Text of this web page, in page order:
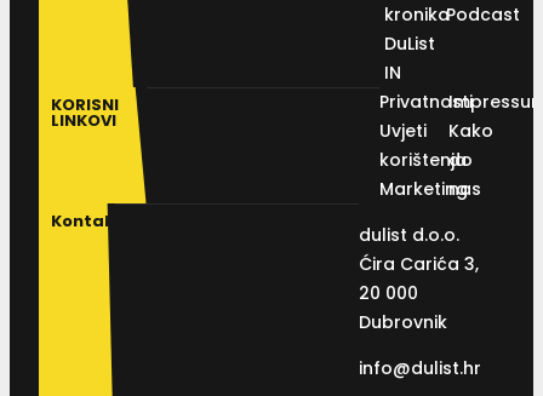
kronika
DuList
IN
Podcast
KORISNI
LINKOVI
Privatnosti
Uvjeti
korištenja
Marketing
Kako
do
nas
Kontakt
dulist d.o.o.
Ćira Carića 3,
20 000
Dubrovnik
info@dulist.hr